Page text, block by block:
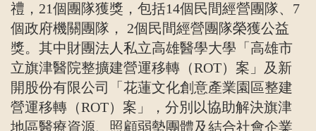
禮， 21個團隊獲獎，包括14個民間經營團隊、 7
個政府機關團隊， 2個民間經營團隊榮獲公益
獎。其中財團法人私立高雄醫學大學「高雄市
立旗津醫院整擴建營運移轉（ROT）案」及新
開股份有限公司「花蓮文化創意產業園區整建
營運移轉（ROT）案」，分別以協助解決旗津
地區醫療資源、照顧弱勢團體及結合社會企業